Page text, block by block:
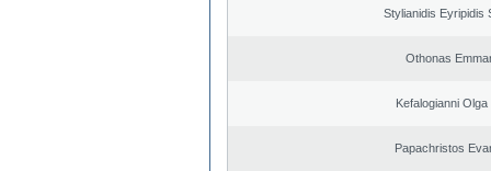
Stylianidis Eyripidis
Othonas
Kefalogianni Olga
Papachristos